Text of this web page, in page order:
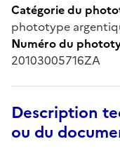
Catégorie du
phototype
Numéro du
20103005716ZA
Description
ou du